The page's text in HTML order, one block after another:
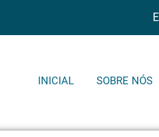
INICIAL SOBRE NÓS